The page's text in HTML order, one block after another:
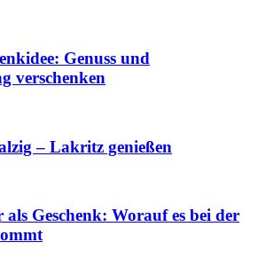
Genuss und
verschenken
– Lakritz genießen
als Geschenk: Worauf es bei der